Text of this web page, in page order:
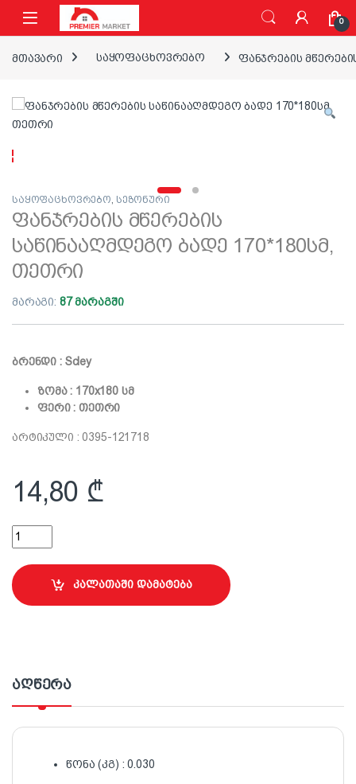
ნავიგაციაზე გადასვლა
შინაარსზე გადასვლა
0
მთავარი საყოფაცხოვრებო ფანჯრების
საყოფაცხოვრებო, სეზონური
ფანჯრების მწერების
საწინააღმდეგო ბადე 170*180სმ,
თეთრი
მარაგი: 87 მარაგში
ბრენდი : Scley
ზომა : 170х180 სმ
ფერი : თეთრი
არტიკული : 0395-121718
14,80 ₾
ფანჯრების მწერების საწინააღმდეგო ბადე 170*180სმ,
კალათაში დამატება
აღწერა
წონა (კგ) : 0.030